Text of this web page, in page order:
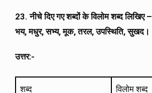
23. नीचे दिए गए शब्दों के विलोम शब्द लिखिए –
भय, मधुर, सभ्य, मूक, तरल, उपस्थिति, सुखद।
उत्तर:-
शब्द विलोम शब्द